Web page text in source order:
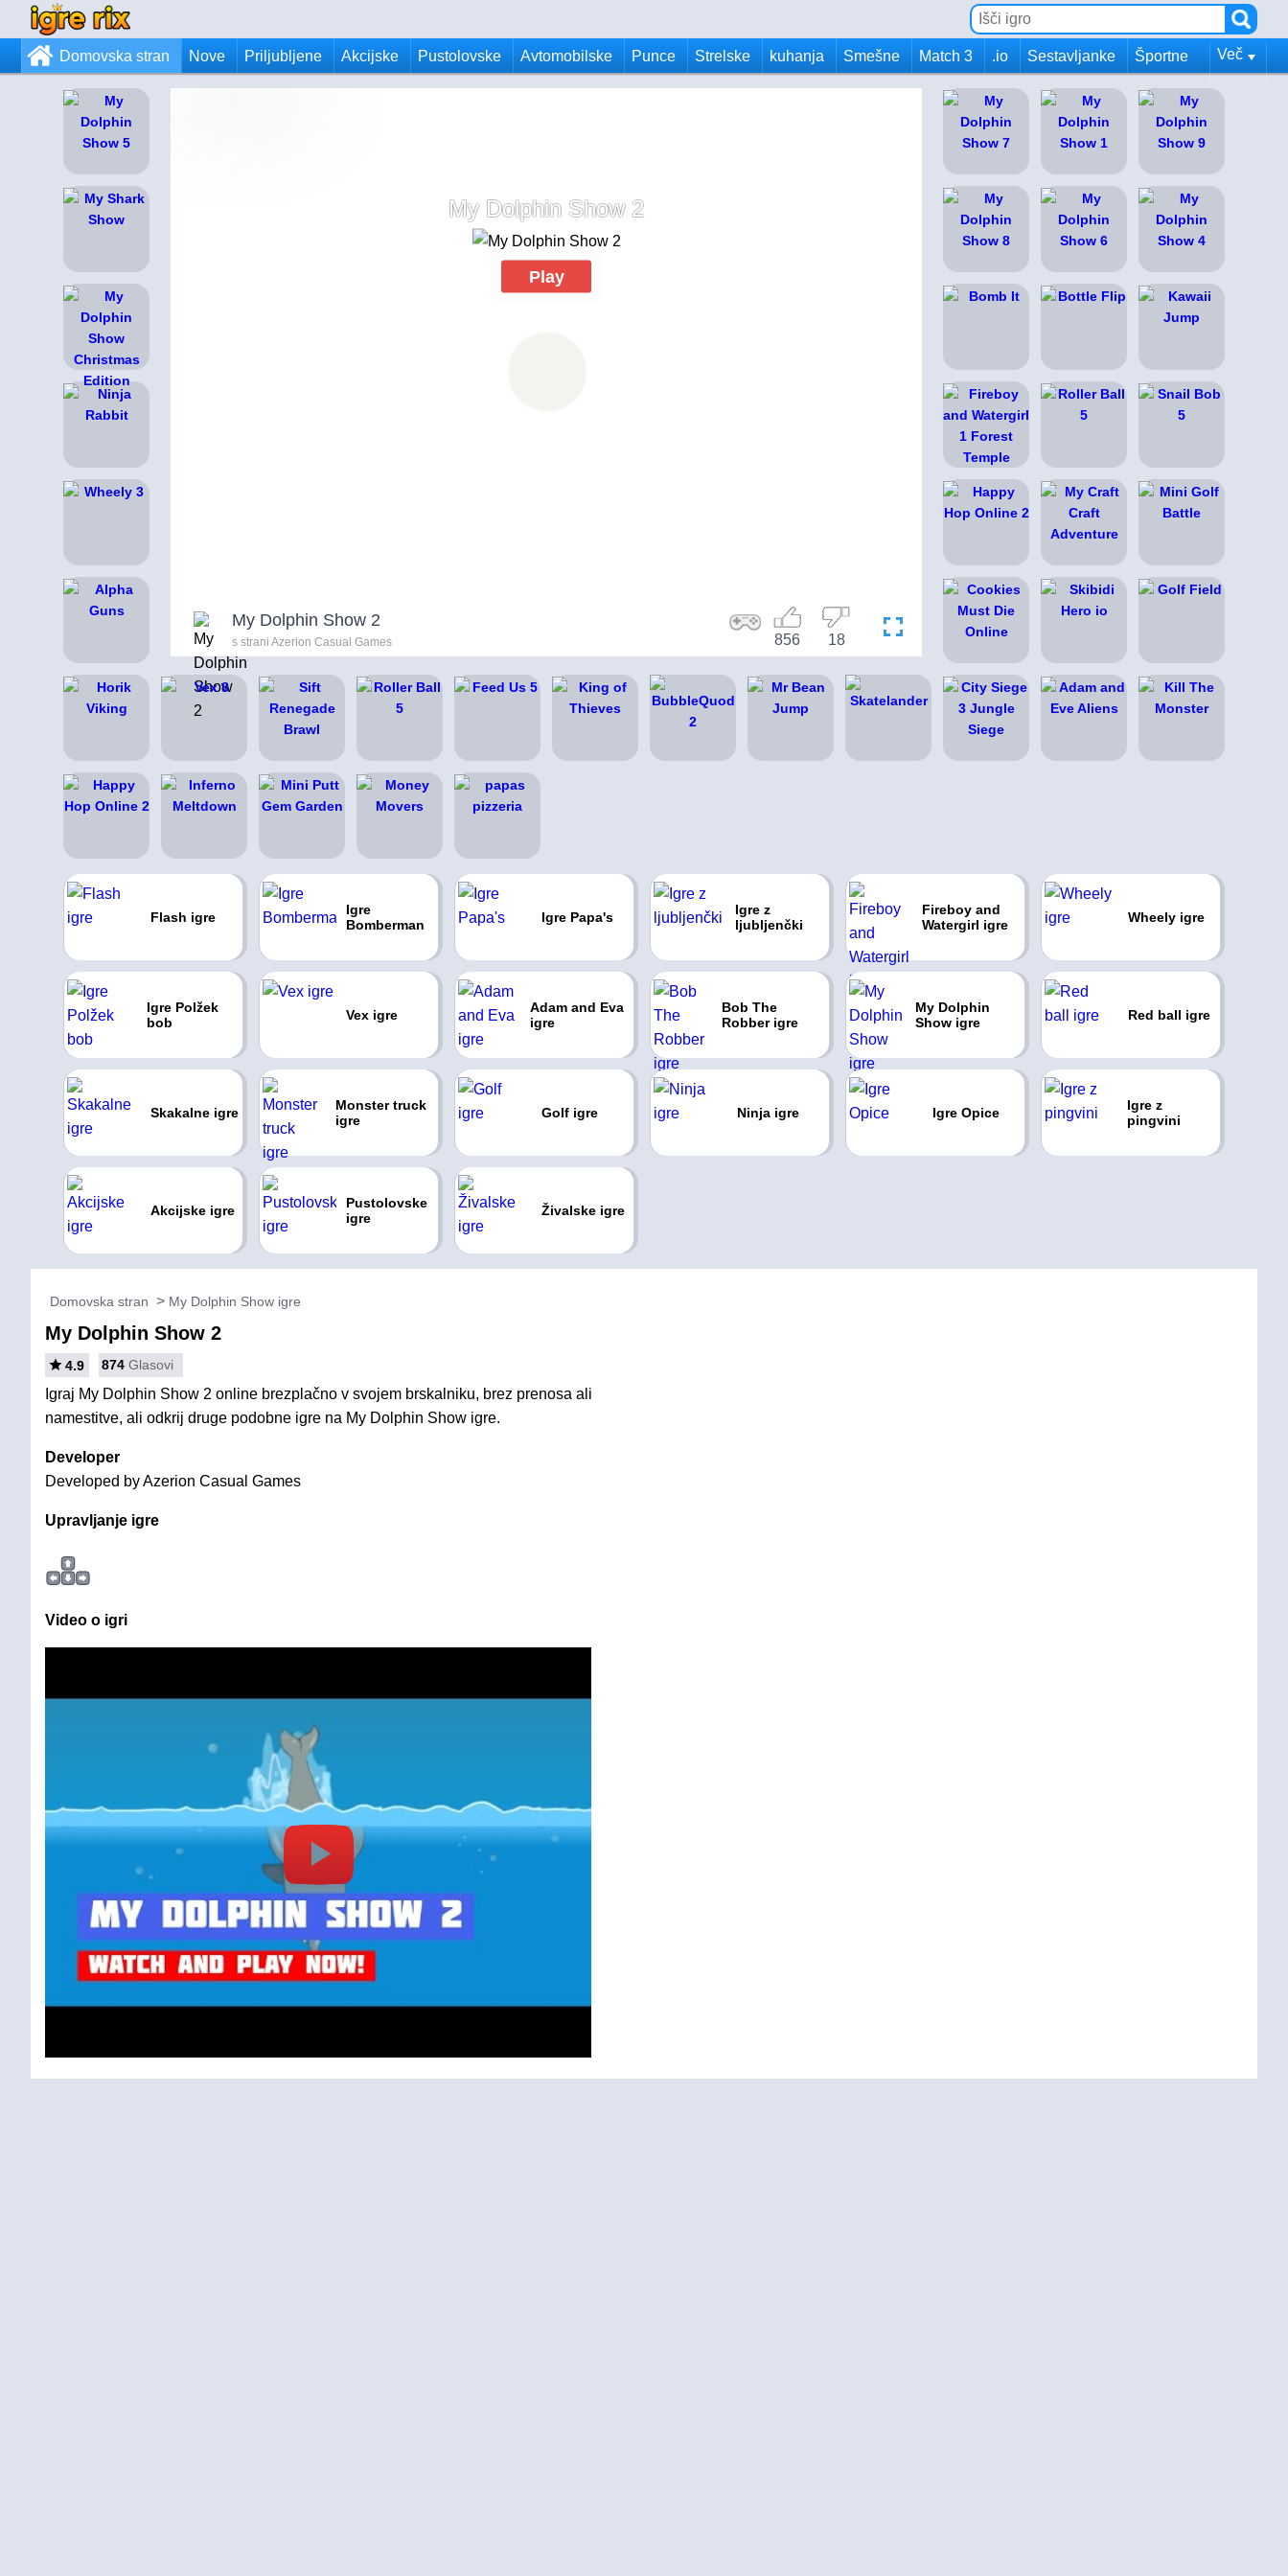
Domovska stran Nove Priljubljene Akcijske Pustolovske Avtomobilske Punce Strelske kuhanja Smešne Match 3 .io Sestavljanke Športne Več
My Dolphin Show 2
Play
My Dolphin Show 2
s strani Azerion Casual Games 18
856
Flash igre
Igre
Bomberman
Igre Papa's
Igre z
ljubljenčki
Fireboy and
Watergirl igre
Wheely igre
Igre Polžek
bob
Vex igre
Adam and Eva
igre
Bob The
Robber igre
My Dolphin
Show igre
Red ball igre
Skakalne igre
Monster truck
igre
Golf igre Ninja igre Igre Opice
Igre z
pingvini
Akcijske igre
Pustolovske
igre
Živalske igre
Domovska stran My Dolphin Show igre
My Dolphin Show 2
4.9 874 Glasovi
Igraj My Dolphin Show 2 online brezplačno v svojem brskalniku, brez prenosa ali
namestitve, ali odkrij druge podobne igre na My Dolphin Show igre.
Developer
Developed by Azerion Casual Games
Upravljanje igre
Video o igri